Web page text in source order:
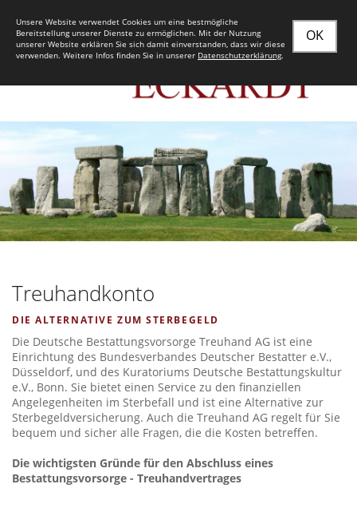
Treuhandkonto
DIE ALTERNATIVE ZUM STERBEGELD
Die Deutsche Bestattungsvorsorge Treuhand AG ist eine
Einrichtung des Bundesverbandes Deutscher Bestatter e.V.,
Düsseldorf, und des Kuratoriums Deutsche Bestattungskultur
e.V., Bonn. Sie bietet einen Service zu den finanziellen
Angelegenheiten im Sterbefall und ist eine Alternative zur
Sterbegeldversicherung. Auch die Treuhand AG regelt für Sie
bequem und sicher alle Fragen, die die Kosten betreffen.
Die wichtigsten Gründe für den Abschluss eines
Bestattungsvorsorge - Treuhandvertrages
OK
Unsere Website verwendet Cookies um eine bestmögliche
Bereitstellung unserer Dienste zu ermöglichen. Mit der Nutzung
unserer Website erklären Sie sich damit einverstanden, dass wir diese
verwenden. Weitere Infos finden Sie in unserer Datenschutzerklärung.